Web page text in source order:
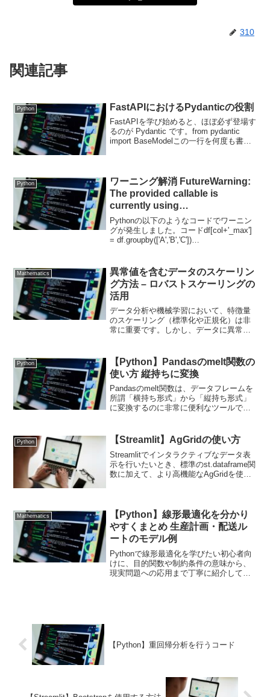
310
関連記事
Python FastAPIにおけるPydanticの役割
FastAPIを学び始めると、ほぼ必ず登場す
るのが Pydantic です。from pydantic
import BaseModelこの一行を何度も書く
Python
ワーニング解消 FutureWarning:
The provided callable is
currently using
SeriesGroupBy.max.
Pythonの以下のようなコードでワーニン
グが発生しました。コードdf[col+'_max']
= df.groupby(['A','B','C'])
Mathematics
異常値を含むデータのスケーリン
グ方法 – ロバストスケーリングの
活用
データ分析や機械学習において、特徴量
のスケーリング（標準化や正規化）は非
常に重要です。しかし、データに異常値
リングできないことがあります。そこ
で、異常値の影響を抑えなが...
Python
【Python】Pandasのmelt関数の
使い方 縦持ちに変換
Pandasのmelt関数は、データフレームを
所謂「横持ち形式」から「縦持ち形式」
に変換するのに非常に便利なツールで
す。melt関数の基本的な使い方から、応
用例までを詳し...
Python 【Streamlit】AgGridの使い方
Streamlitでインタラクティブなデータ表
示を行いたいとき、標準のst.dataframe関
数に加えて、より高機能なAgGridを使用
Mathematics
【Python】線形最適化を分かり
やすくまとめ 生産計画・配送ル
ートのモデル例
Pythonで線形最適化を学びたい初心者向
けに、目的関数や制約条件の意味から、
現実問題への応用まで丁寧に紹介してい
【Python】重回帰分析を行うコード